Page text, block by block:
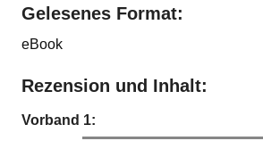
Gelesenes Format:
eBook
Rezension und Inhalt:
Vorband 1: